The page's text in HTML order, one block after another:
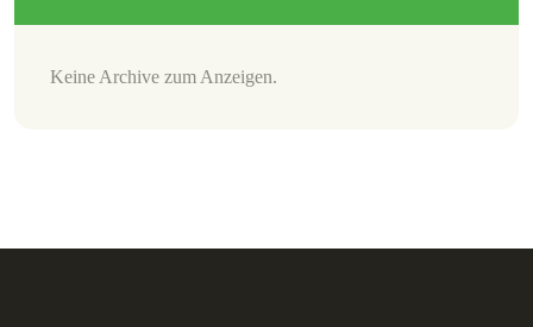
Keine Archive zum Anzeigen.